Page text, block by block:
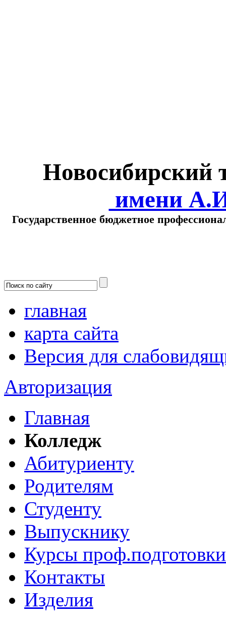
Новосибирский
имени
Государственное бюджетное
главная
карта сайта
Версия для
Авторизация
Главная
Колледж
Абитуриенту
Родителям
Студенту
Выпускнику
Курсы проф.подготовки
Контакты
Изделия